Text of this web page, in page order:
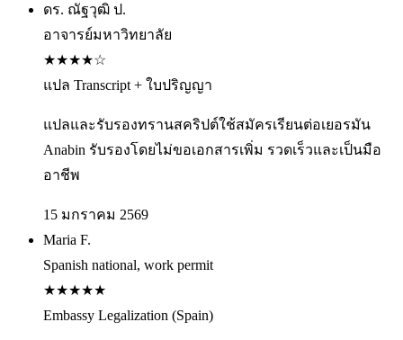
ดร. ณัฐวุฒิ ป.
อาจารย์มหาวิทยาลัย
★★★★☆
แปล Transcript + ใบปริญญา
แปลและรับรองทรานสคริปต์ใช้สมัครเรียนต่อเยอรมัน
Anabin รับรองโดยไม่ขอเอกสารเพิ่ม รวดเร็วและเป็นมือ
อาชีพ
15 มกราคม 2569
Maria F.
Spanish national, work permit
★★★★★
Embassy Legalization (Spain)